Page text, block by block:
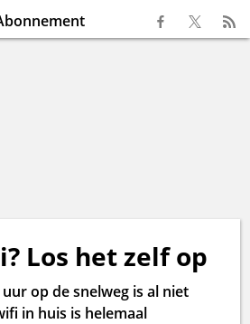
Los het zelf op
op de snelweg is al niet
in huis is helemaal